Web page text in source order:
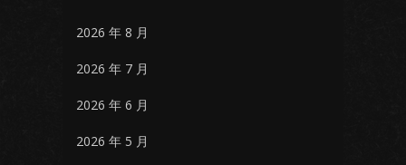
2026 年 8 月
2026 年 7 月
2026 年 6 月
2026 年 5 月